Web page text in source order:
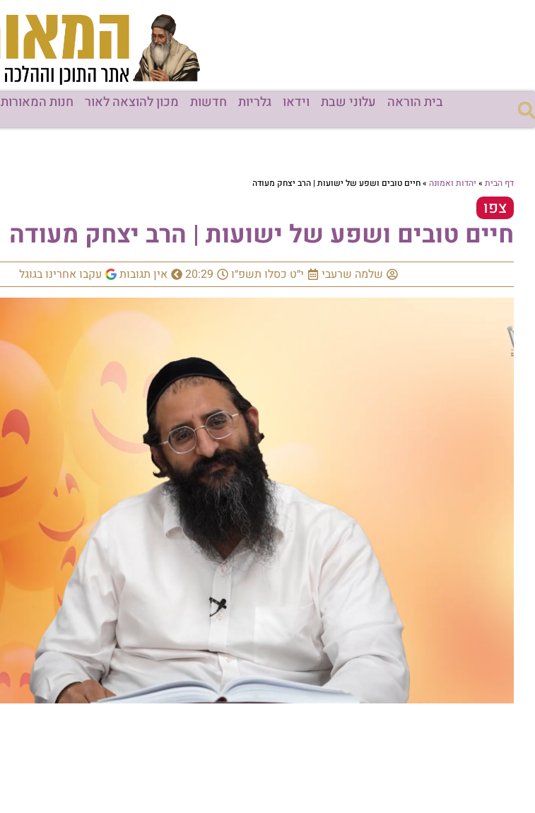
בית הוראה עלוני שבת וידאו גלריות חדשות מכון להוצאה לאור חנות המאורות
דף הבית » יהדות ואמונה »חיים טובים ושפע של ישועות | הרב יצחק מעודה
צפו
חיים טובים ושפע של ישועות | הרב יצחק מעודה
שלמה שרעבי י״ט כסלו תשפ״ו 20:29 אין תגובות עקבו אחרינו בגוגל